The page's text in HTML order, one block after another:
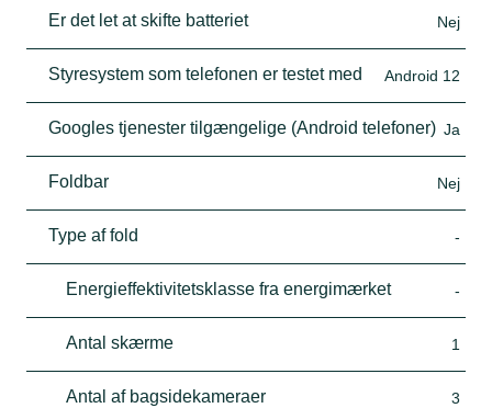
Er det let at skifte batteriet Nej
Styresystem som telefonen er testet med Android 12
Googles tjenester tilgængelige (Android telefoner) Ja
Foldbar Nej
Type af fold -
Energieffektivitetsklasse fra energimærket -
Antal skærme 1
Antal af bagsidekameraer 3